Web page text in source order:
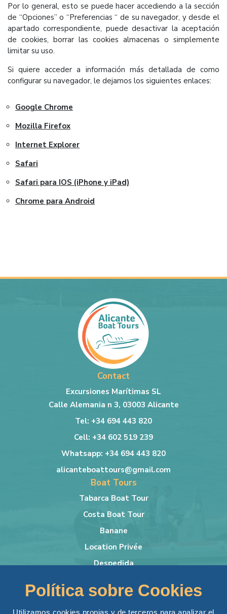
Política sobre Cookies
Utilizamos cookies propias y de terceros para analizar el
Por lo general, esto se puede hacer accediendo a la sección
de “Opciones” o “Preferencias “ de su navegador, y desde el
apartado correspondiente, puede desactivar la aceptación
de cookies, borrar las cookies almacenas o simplemente
limitar su uso.
Si quiere acceder a información más detallada de como
configurar su navegador, le dejamos los siguientes enlaces:
Google Chrome
Mozilla Firefox
Internet Explorer
Safari
Safari para IOS (iPhone y iPad)
Chrome para Android
Contact
Excursiones Marítimas SL
Calle Alemania n 3, 03003 Alicante
Tel: +34 694 443 820
Cell: +34 602 519 239
Whatsapp: +34 694 443 820
alicanteboattours@gmail.com
Boat Tours
Tabarca Boat Tour
Costa Boat Tour
Banane
Location Privée
Despedida
Bateau
Conditions générales